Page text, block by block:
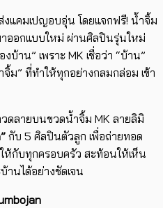
แคมเปญอบอุ่น โดยแจกฟรี! น้ำจิ้ม
ออกแบบใหม่ ผ่านศิลปินรุ่นใหม่
บ้าน” เพราะ MK เชื่อว่า “บ้าน”
ม” ที่ทำให้ทุกอย่างกลมกล่อม เข้า
ดลายบนขวดน้ำจิ้ม MK ลายลิมิ
กับ 5 ศิลปินตัวลูก เพื่อถ่ายทอด
ห้กับทุกครอบครัว สะท้อนให้เห็น
นได้อย่างชัดเจน